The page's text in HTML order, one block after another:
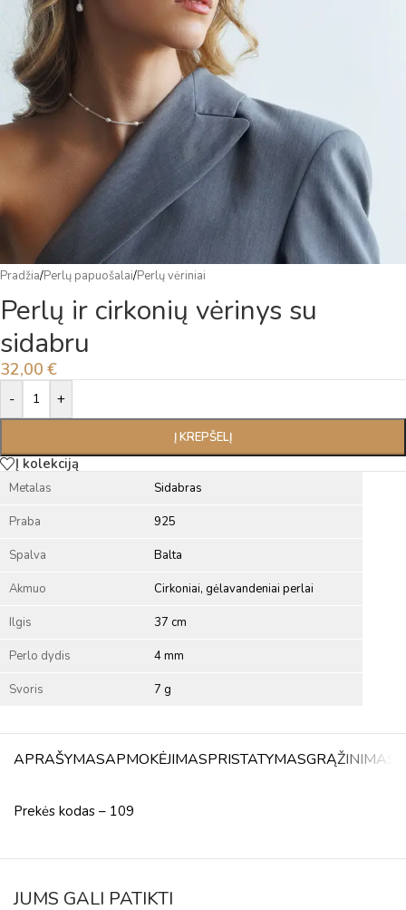
Pradžia/Perlų papuošalai/Perlų vėriniai
Perlų ir cirkonių vėrinys su
sidabru
32,00 €
- +
Į KREPŠELĮ
Alternative:
Į kolekciją
Metalas Sidabras
Praba 925
Spalva Balta
Akmuo Cirkoniai, gėlavandeniai perlai
Ilgis 37 cm
Perlo dydis 4 mm
Svoris 7 g
APRAŠYMASAPMOKĖJIMASPRISTATYMASGRĄŽINIMAS
Prekės kodas – 109
JUMS GALI PATIKTI